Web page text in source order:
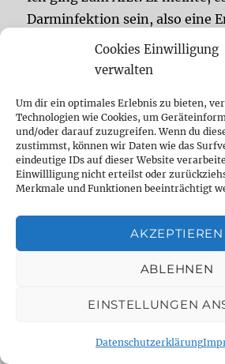
Cookies Einwilligung
verwalten
Um dir ein optimales Erlebnis zu bieten,
Technologien wie Cookies, um
und/oder darauf zuzugreifen. Wenn du
zustimmst, können wir Daten wie das
eindeutige IDs auf dieser Website
Einwillligung nicht erteilst oder
Merkmale und Funktionen beeinträchtigt
AKZEPTIEREN
ABLEHNEN
EINSTELLUNGEN
Datenschutzerklärung
Darminfektion sein, also eine
Darm, die meist durch
entsteht. Zuerst bekam ich nur
weniger werden. Für ein paar
mich etwas besser, aber die
schnell wieder. Das zeigte, dass
nicht nur die Schmerzen
dass etwas im Darm nicht in
Nach zwei Monaten ging ich
Dieses Mal bekam ich
die Tabletten regelmäßig ein,
Die Schmerzen blieben,